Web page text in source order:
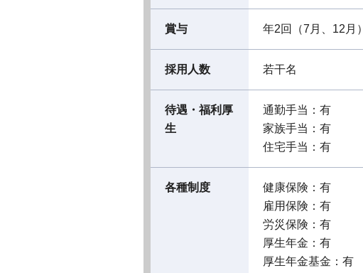
賞与 年2回（7月、12月）
採用人数 若干名
待遇・福利厚
生
通勤手当：有
家族手当：有
住宅手当：有
各種制度
健康保険：有
雇用保険：有
労災保険：有
厚生年金：有
厚生年金基金：有